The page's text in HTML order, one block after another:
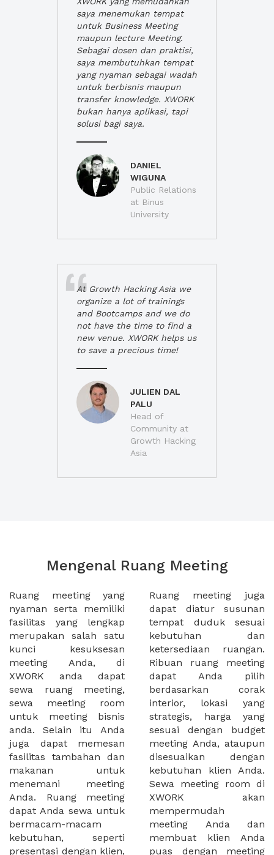
saya menemukan tempat
untuk Business Meeting
maupun lecture Meeting.
Sebagai dosen dan praktisi,
saya membutuhkan tempat
yang nyaman sebagai wadah
untuk berbisnis maupun
transfer knowledge. XWORK
bukan hanya aplikasi, tapi
solusi bagi saya.
DANIEL
WIGUNA
Public Relations
at Binus
University
At Growth Hacking Asia we
organize a lot of trainings
and Bootcamps and we do
not have the time to find a
new venue. XWORK helps us
to save a precious time!
JULIEN DAL
PALU
Head of
Community at
Growth Hacking
Asia
Mengenal Ruang Meeting
Ruang meeting yang
nyaman serta memiliki
fasilitas yang lengkap
merupakan salah satu
kunci kesuksesan
meeting Anda, di
XWORK anda dapat
sewa ruang meeting,
sewa meeting room
untuk meeting bisnis
anda. Selain itu Anda
juga dapat memesan
fasilitas tambahan dan
makanan untuk
menemani meeting
Anda. Ruang meeting
dapat Anda sewa untuk
bermacam-macam
kebutuhan, seperti
presentasi dengan klien,
Ruang meeting juga
dapat diatur susunan
tempat duduk sesuai
kebutuhan dan
ketersediaan ruangan.
Ribuan ruang meeting
dapat Anda pilih
berdasarkan corak
interior, lokasi yang
strategis, harga yang
sesuai dengan budget
meeting Anda, ataupun
disesuaikan dengan
kebutuhan klien Anda.
Sewa meeting room di
XWORK akan
mempermudah
meeting Anda dan
membuat klien Anda
puas dengan meeting